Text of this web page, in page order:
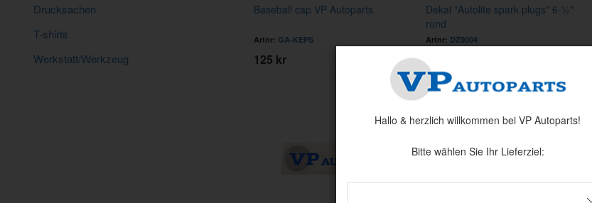
Drucksachen
T-shirts
Werkstatt/Werkzeug
Baseball cap VP Autoparts
Artnr: GA-KEPS
125 kr
Dekal "Autolite spark plugs" 6-½"
rund
Artnr: DZ0004
85 kr
Hallo & herzlich willkommen bei VP Autoparts!
Bitte wählen Sie Ihr Lieferziel: